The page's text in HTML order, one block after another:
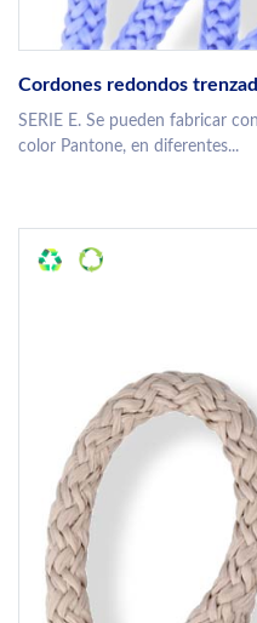
Cordones redondos
SERIE E. Se pueden fabricar
color Pantone, en diferentes...